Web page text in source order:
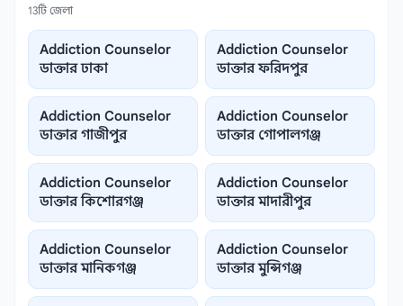
13টি জেলা
Addiction Counselor
ডাক্তার ঢাকা
Addiction Counselor
ডাক্তার ফরিদপুর
Addiction Counselor
ডাক্তার গাজীপুর
Addiction Counselor
ডাক্তার গোপালগঞ্জ
Addiction Counselor
ডাক্তার কিশোরগঞ্জ
Addiction Counselor
ডাক্তার মাদারীপুর
Addiction Counselor
ডাক্তার মানিকগঞ্জ
Addiction Counselor
ডাক্তার মুন্সিগঞ্জ